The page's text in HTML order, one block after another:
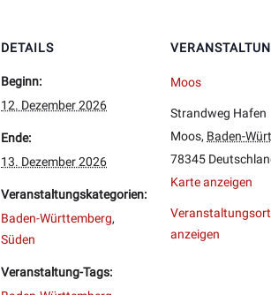
DETAILS
Beginn:
12. Dezember 2026
Ende:
13. Dezember 2026
Veranstaltungskategorien:
Baden-Württemberg,
Süden
Veranstaltung-Tags:
Moos
Strandweg Hafen
Moos, Baden-
78345
Karte anzeigen
anzeigen